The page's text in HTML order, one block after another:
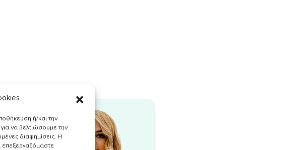
ή/και την
να βελτιώσουμε την
διαφημίσεις. Η
επεξεργαζόμαστε